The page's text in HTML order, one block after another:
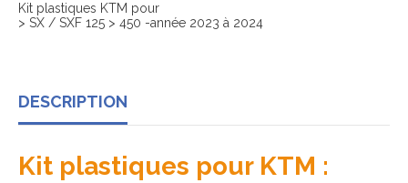
Kit plastiques KTM pour
> SX / SXF 125 > 450 -année 2023 à 2024
DESCRIPTION
Kit plastiques pour KTM :